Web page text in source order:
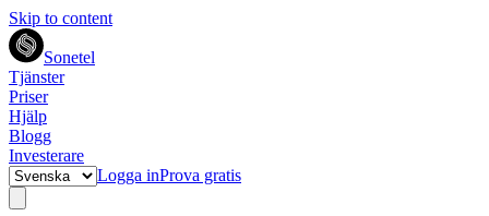
Skip to content
Sonetel
Tjänster
Priser
Hjälp
Blogg
Investerare
Logga inProva gratis